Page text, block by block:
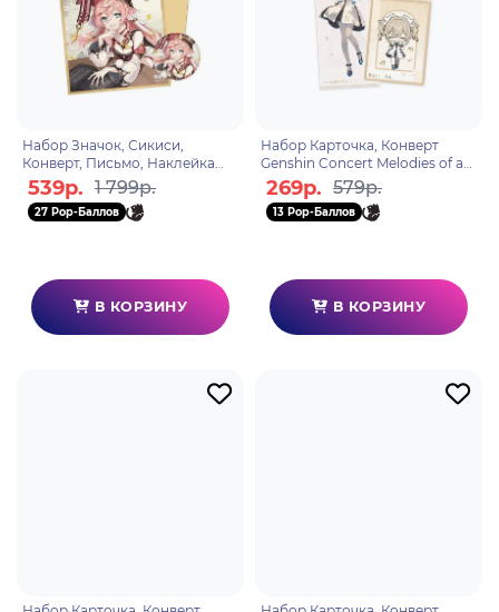
Набор Значок, Сикиси,
Конверт, Письмо, Наклейка
Day of Destiny Series Yanfei
6975213680865
539р. 1 799р.
27 Pop-Баллов
В КОРЗИНУ
Набор Карточка, Конверт
Genshin Concert Melodies of an
Endless Journey Ticket Holder
Barbara 6974696
269р. 579р.
13 Pop-Баллов
В КОРЗИНУ